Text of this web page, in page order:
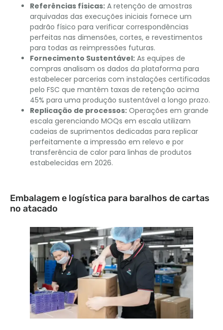
Referências físicas: A retenção de amostras
arquivadas das execuções iniciais fornece um
padrão físico para verificar correspondências
perfeitas nas dimensões, cortes, e revestimentos
para todas as reimpressões futuras.
Fornecimento Sustentável: As equipes de
compras analisam os dados da plataforma para
estabelecer parcerias com instalações certificadas
pelo FSC que mantêm taxas de retenção acima
45% para uma produção sustentável a longo prazo.
Replicação de processos: Operações em grande
escala gerenciando MOQs em escala utilizam
cadeias de suprimentos dedicadas para replicar
perfeitamente a impressão em relevo e por
transferência de calor para linhas de produtos
estabelecidas em 2026.
Embalagem e logística para baralhos de cartas
no atacado